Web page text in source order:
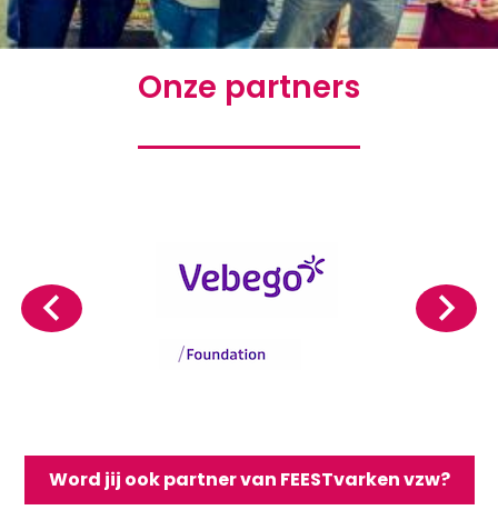
Onze partners
Word jij ook partner van FEESTvarken vzw?